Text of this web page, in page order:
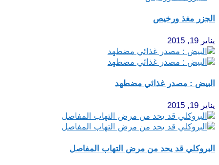
الجزر مغذ ورخيص
يناير 19, 2015
البيض : مصدر غذائي مضطهد
يناير 19, 2015
البروكلي قد يحد من مرض التهاب المفاصل